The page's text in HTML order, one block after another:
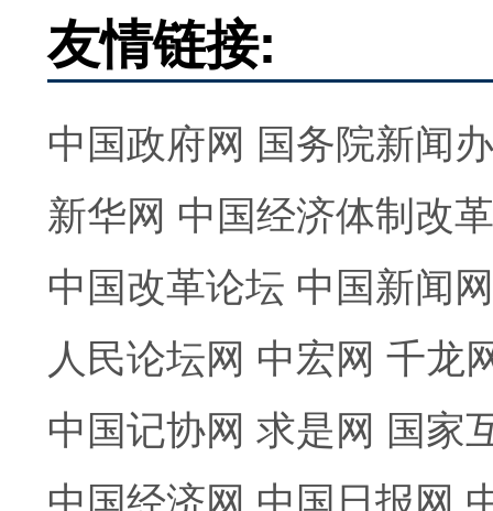
友情链接:
中国政府网 国务院新闻
新华网 中国经济体制改
中国改革论坛 中国新闻网
人民论坛网 中宏网 千龙
中国记协网 求是网 国家
中国经济网 中国日报网